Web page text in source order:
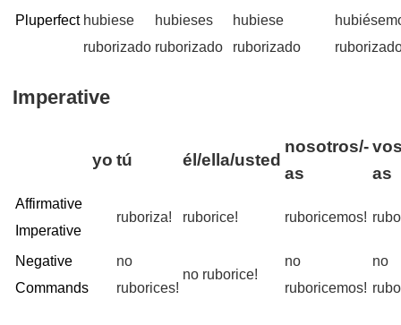
Pluperfect hubiese
ruborizado
hubieses
ruborizado
hubiese
ruborizado
Imperative
yo tú él/ella/usted
nosotros/-
as
as
Affirmative
Imperative
ruboriza! ruborice! ruboricemos!
Negative
Commands
no
ruborices!
no ruborice!
no
ruboricemos!
no